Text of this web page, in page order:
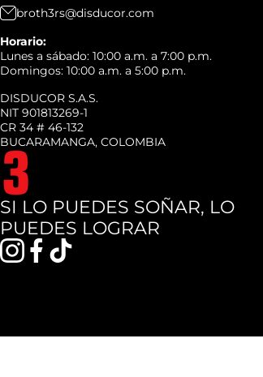
broth3rs@disducor.com
Horario:
Lunes a sábado: 10:00 a.m. a 7:00 p.m.
Domingos: 10:00 a.m. a 5:00 p.m.
DISDUCOR S.A.S.
NIT 901813269-1
CR 34 # 46-132
BUCARAMANGA, COLOMBIA
SI LO PUEDES SOÑAR, LO
PUEDES LOGRAR
instagramcom/broth3rscol
facebookcom/broth3rsco
tiktokcom/@broth3rscol